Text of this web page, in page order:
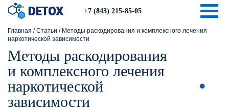
+7 (843) 215-85-05
Главная /Статьи / Методы раскодирования и комплексного лечения
наркотической зависимости
Методы раскодирования
и комплексного лечения
наркотической
зависимости